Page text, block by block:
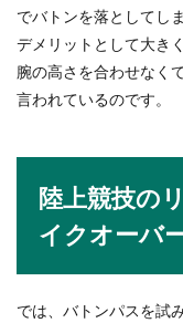
でバトンを落としてし
デメリットとして大き
腕の高さを合わせなく
言われているのです。
陸上競技の
イクオーバ
では、バトンパスを試